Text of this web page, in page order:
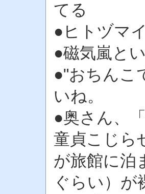
てる
●ヒトヅマ
●磁気嵐と
●"おちんこ
いね。
●奥さん、
童貞こじら
が旅館に泊
ぐらい）